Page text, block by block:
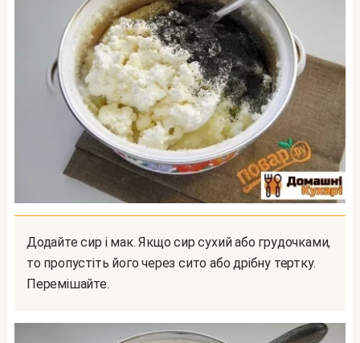
Додайте сир і мак. Якщо сир сухий або грудочками,
то пропустіть його через сито або дрібну тертку.
Перемішайте.